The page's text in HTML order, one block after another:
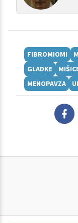
FIBROMIOMI
GLADKE
MENOPAVZA